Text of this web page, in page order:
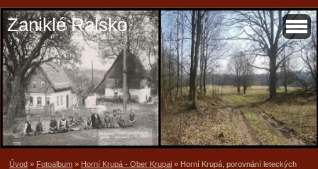
Zaniklé Ralsko
Úvod » Fotoalbum » Horní Krupá - Ober Krupai » Horní Krupá, porovnání leteckých